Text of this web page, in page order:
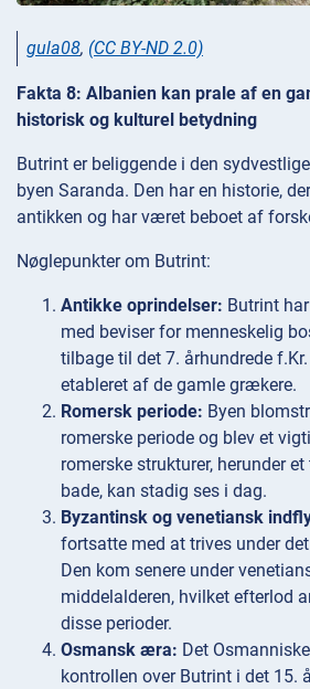
gula08, (CC BY-ND 2.0)
Fakta 8: Albanien kan prale af en
historisk og kulturel betydning
Butrint er beliggende i den
byen Saranda. Den har en historie,
antikken og har været beboet af
Nøglepunkter om Butrint:
Antikke oprindelser: Butrint
med beviser for menneskelig
tilbage til det 7. århundrede
etableret af de gamle grækere.
Romersk periode: Byen
romerske periode og blev et
romerske strukturer, herunder
bade, kan stadig ses i dag.
Byzantinsk og venetiansk
fortsatte med at trives under
Den kom senere under
middelalderen, hvilket efterlod
disse perioder.
Osmansk æra: Det
kontrollen over Butrint i det 15.